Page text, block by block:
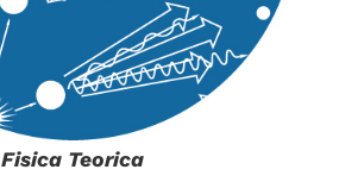
Fisica Teorica